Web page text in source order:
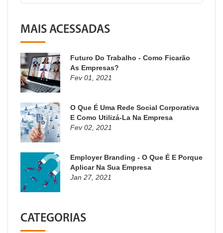
MAIS ACESSADAS
Futuro Do Trabalho - Como Ficarão
As Empresas?
Fev 01, 2021
O Que É Uma Rede Social Corporativa
E Como Utilizá-La Na Empresa
Fev 02, 2021
Employer Branding - O Que É E Porque
Aplicar Na Sua Empresa
Jan 27, 2021
CATEGORIAS